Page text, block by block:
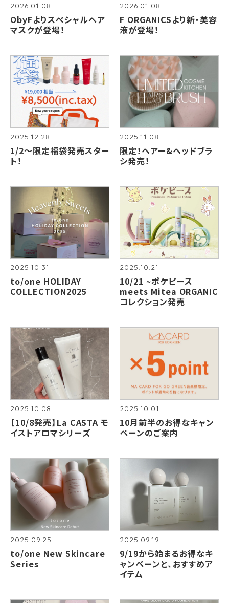
2026.01.08
ObyFよりスペシャルヘア
マスクが登場！
2026.01.08
F ORGANICSより新・美容
液が登場！
2025.12.28
1/2〜限定福袋発売スター
ト！
2025.11.08
限定！ヘアー&ヘッドブラ
シ発売！
2025.10.31
to/one HOLIDAY
COLLECTION2025
2025.10.21
10/21 ~ポケピース
meets Mitea ORGANIC
コレクション発売
2025.10.08
【10/8発売】La CASTA モ
イストアロマシリーズ
2025.10.01
10月前半のお得なキャン
ペーンのご案内
2025.09.25
to/one New Skincare
Series
2025.09.19
9/19から始まるお得なキ
ャンペーンと、おすすめア
イテム